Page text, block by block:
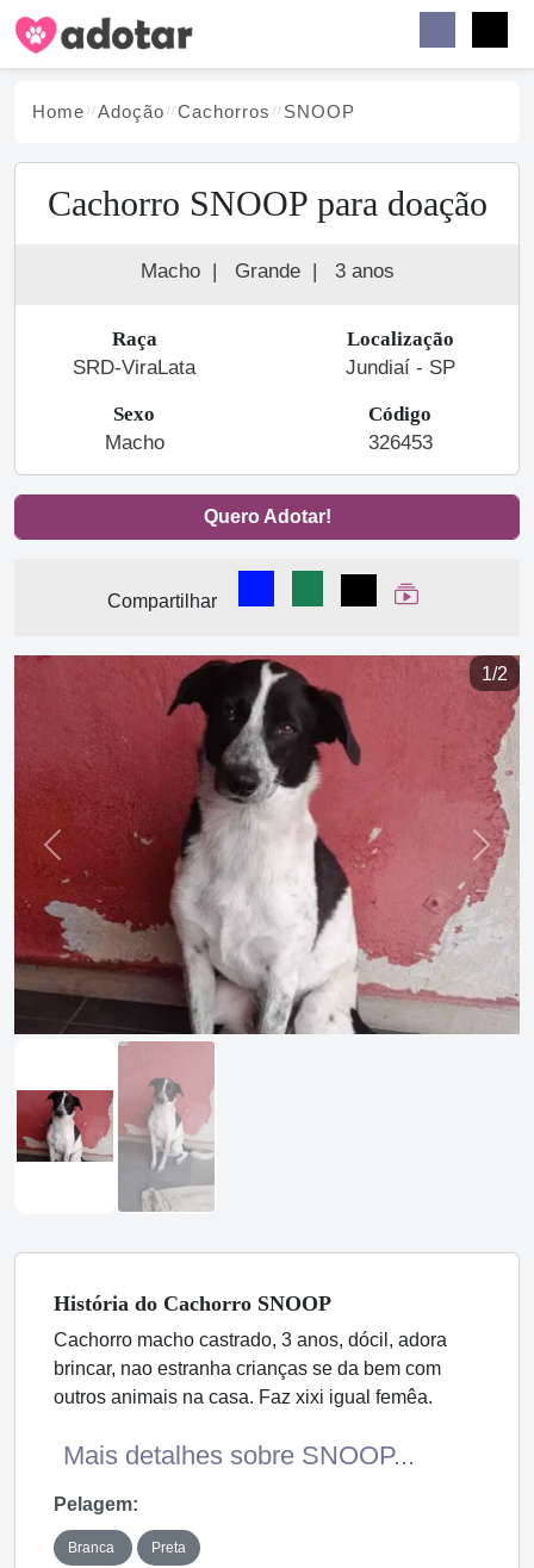
Home Adoção Cachorros SNOOP
Cachorro SNOOP para doação
Macho | Grande | 3 anos
Raça
SRD-ViraLata
Localização
Jundiaí - SP
Sexo
Macho
Código
326453
Quero Adotar!
Compartilhar
Compartilhar no Facebook
Compartilhar no
Compartilhar
Ver Web Story
1/2
Previous Next
História do Cachorro SNOOP
Cachorro macho castrado, 3 anos, dócil, adora
brincar, nao estranha crianças se da bem com
outros animais na casa. Faz xixi igual femêa.
Mais detalhes sobre SNOOP...
Pelagem:
Branca Preta